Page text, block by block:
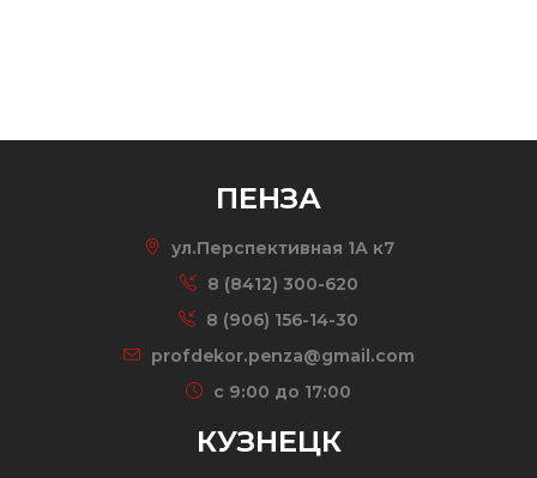
ПЕНЗА
ул.Перспективная 1А к7
8 (8412) 300-620
8 (906) 156-14-30
profdekor.penza@gmail.com
c 9:00 до 17:00
КУЗНЕЦК